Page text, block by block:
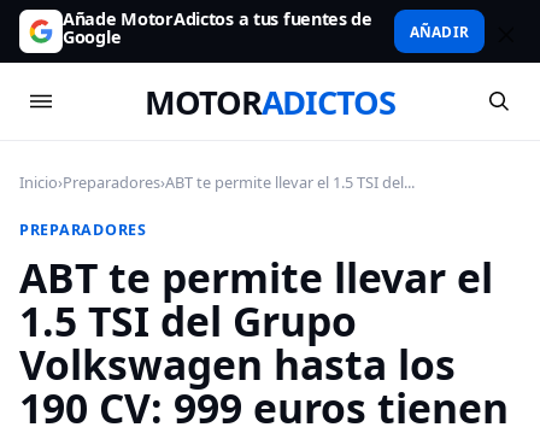
Añade MotorAdictos a tus fuentes de
Google AÑADIR
MOTORADICTOS
Inicio›Preparadores›ABT te permite llevar el 1.5 TSI del...
PREPARADORES
ABT te permite llevar el
1.5 TSI del Grupo
Volkswagen hasta los
190 CV: 999 euros tienen